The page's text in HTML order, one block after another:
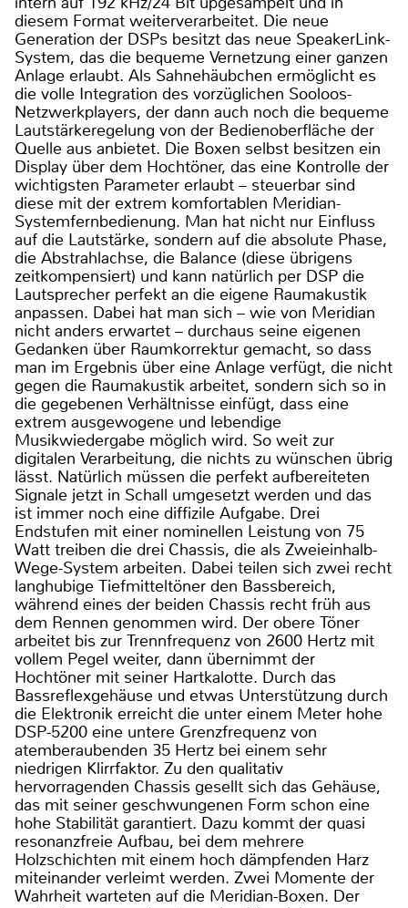
diesem Format weiterverarbeitet. Die neue
Generation der DSPs besitzt das neue SpeakerLink-
System, das die bequeme Vernetzung einer ganzen
Anlage erlaubt. Als Sahnehäubchen ermöglicht es
die volle Integration des vorzüglichen Sooloos-
Netzwerkplayers, der dann auch noch die bequeme
Lautstärkeregelung von der Bedienoberfläche der
Quelle aus anbietet. Die Boxen selbst besitzen ein
Display über dem Hochtöner, das eine Kontrolle der
wichtigsten Parameter erlaubt – steuerbar sind
diese mit der extrem komfortablen Meridian-
Systemfernbedienung. Man hat nicht nur Einfluss
auf die Lautstärke, sondern auf die absolute Phase,
die Abstrahlachse, die Balance (diese übrigens
zeitkompensiert) und kann natürlich per DSP die
Lautsprecher perfekt an die eigene Raumakustik
anpassen. Dabei hat man sich – wie von Meridian
nicht anders erwartet – durchaus seine eigenen
Gedanken über Raumkorrektur gemacht, so dass
man im Ergebnis über eine Anlage verfügt, die nicht
gegen die Raumakustik arbeitet, sondern sich so in
die gegebenen Verhältnisse einfügt, dass eine
extrem ausgewogene und lebendige
Musikwiedergabe möglich wird. So weit zur
digitalen Verarbeitung, die nichts zu wünschen übrig
lässt. Natürlich müssen die perfekt aufbereiteten
Signale jetzt in Schall umgesetzt werden und das
ist immer noch eine diffizile Aufgabe. Drei
Endstufen mit einer nominellen Leistung von 75
Watt treiben die drei Chassis, die als Zweieinhalb-
Wege-System arbeiten. Dabei teilen sich zwei recht
langhubige Tiefmitteltöner den Bassbereich,
während eines der beiden Chassis recht früh aus
dem Rennen genommen wird. Der obere Töner
arbeitet bis zur Trennfrequenz von 2600 Hertz mit
vollem Pegel weiter, dann übernimmt der
Hochtöner mit seiner Hartkalotte. Durch das
Bassreflexgehäuse und etwas Unterstützung durch
die Elektronik erreicht die unter einem Meter hohe
DSP-5200 eine untere Grenzfrequenz von
atemberaubenden 35 Hertz bei einem sehr
niedrigen Klirrfaktor. Zu den qualitativ
hervorragenden Chassis gesellt sich das Gehäuse,
das mit seiner geschwungenen Form schon eine
hohe Stabilität garantiert. Dazu kommt der quasi
resonanzfreie Aufbau, bei dem mehrere
Holzschichten mit einem hoch dämpfenden Harz
miteinander verleimt werden. Zwei Momente der
Wahrheit warteten auf die Meridian-Boxen. Der